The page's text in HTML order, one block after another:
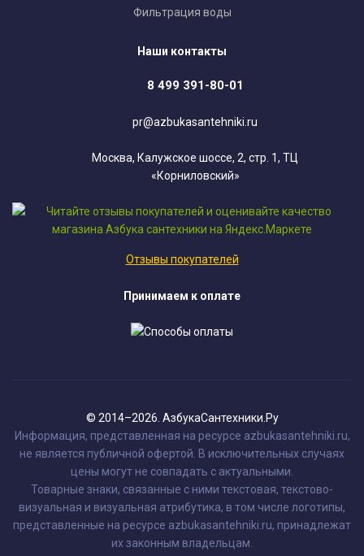
Фильтрация воды
Наши контакты
8 499 391-80-01
pr@azbukasantehniki.ru
Москва, Калужское шоссе, 2, стр. 1, ТЦ
«Корниловский»
Отзывы покупателей
Принимаем к оплате
© 2014–2026. АзбукаСантехники.Ру
Информация, представленная на ресурсе azbukasantehniki.ru,
не является публичной офертой. В исключительных случаях
цены могут не совпадать с актуальными.
Товарные знаки, связанные с ними текстовая, текстово-
визуальная и визуальная атрибутика, в том числе логотипы,
представленные на ресурсе azbukasantehniki.ru, принадлежат
их законным владельцам.